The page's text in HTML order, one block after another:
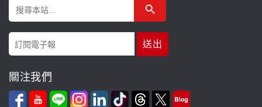
Search
for:
關注我們